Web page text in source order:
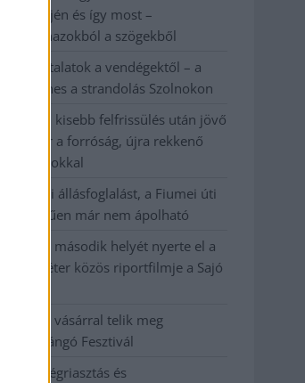
idején és így most –
ugyanazokból a szögekből
tapasztalatok a vendégektől – a
ingyenes a strandolás Szolnokon
hétvégi kisebb felfrissülés után jövő
a forróság, újra rekkenő
38 fokokkal
szakértői állásfoglalást, a Fiumei úti
már nem ápolható
második helyét nyerte el a
Paraméter közös riportfilmje a Sajó
és vásárral telik meg
a Csángó Fesztivál
hőségriasztás és